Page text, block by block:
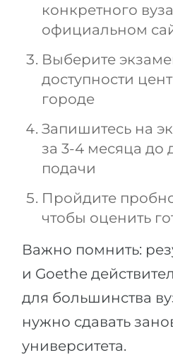
конкретного
официальном
Выберите
доступности
городе
Запишитесь на
за 3-4 месяца до
подачи
Пройдите
чтобы оценить
Важно помнить:
и Goethe
для большинства
нужно сдавать
университета.